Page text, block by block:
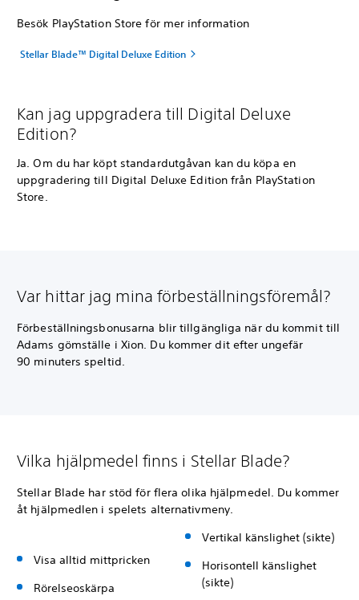
Besök PlayStation Store för mer information
Stellar Blade™ Digital Deluxe Edition
Kan jag uppgradera till Digital Deluxe
Edition?
Ja. Om du har köpt standardutgåvan kan du köpa en
uppgradering till Digital Deluxe Edition från PlayStation
Store.
Var hittar jag mina förbeställningsföremål?
Förbeställningsbonusarna blir tillgängliga när du kommit till
Adams gömställe i Xion. Du kommer dit efter ungefär
90 minuters speltid.
Vilka hjälpmedel finns i Stellar Blade?
Stellar Blade har stöd för flera olika hjälpmedel. Du kommer
åt hjälpmedlen i spelets alternativmeny.
Visa alltid mittpricken
Rörelseoskärpa
Vertikal känslighet (sikte)
Horisontell känslighet
(sikte)